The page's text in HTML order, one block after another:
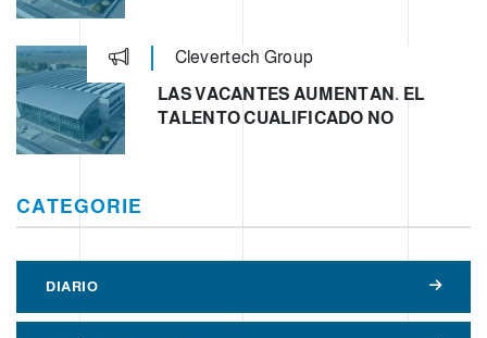
Clevertech Group
LAS VACANTES AUMENTAN. EL
TALENTO CUALIFICADO NO
CATEGORIE
DIARIO